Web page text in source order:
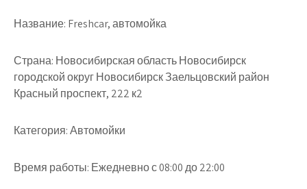
Название: Freshcar, автомойка
Страна: Новосибирская область Новосибирск
городской округ Новосибирск Заельцовский район
Красный проспект, 222 к2
Категория:Автомойки
Время работы: Ежедневно с 08:00 до 22:00